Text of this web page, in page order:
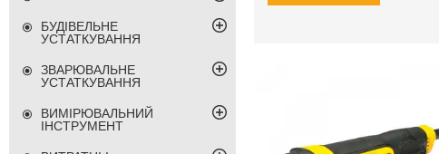
БУДІВЕЛЬНЕ
УСТАТКУВАННЯ
ЗВАРЮВАЛЬНЕ
УСТАТКУВАННЯ
ВИМІРЮВАЛЬНИЙ
ІНСТРУМЕНТ